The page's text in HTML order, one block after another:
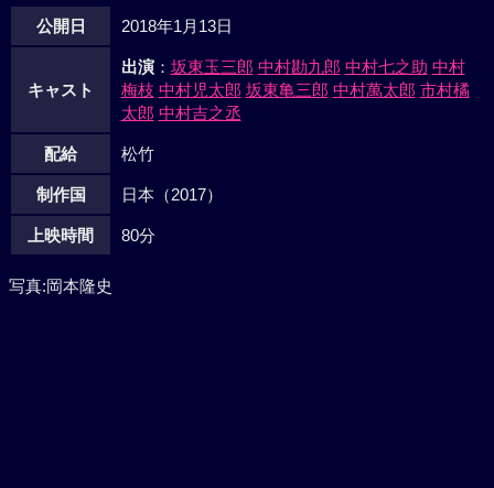
公開日 2018年1月13日
キャスト
出演： 坂東玉三郎 中村勘九郎 中村七之助 中村
梅枝 中村児太郎 坂東亀三郎 中村萬太郎 市村橘
太郎 中村吉之丞
配給 松竹
制作国 日本（2017）
上映時間 80分
写真:岡本隆史